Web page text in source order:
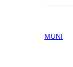
MUNI